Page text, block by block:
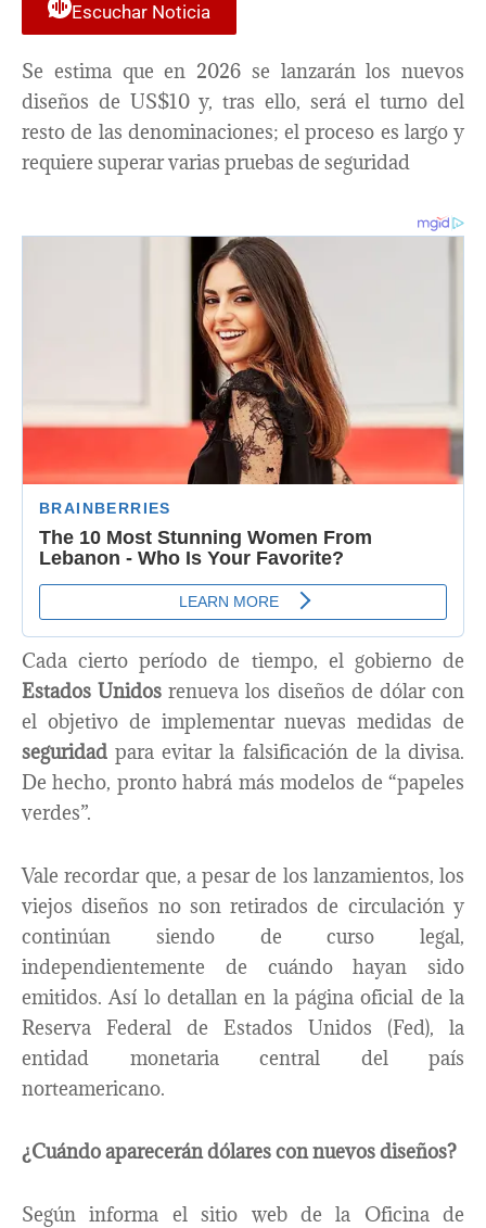
Escuchar Noticia
Se estima que en 2026 se lanzarán los nuevos
diseños de US$10 y, tras ello, será el turno del
resto de las denominaciones; el proceso es largo y
requiere superar varias pruebas de seguridad
Cada cierto período de tiempo, el gobierno de
Estados Unidos renueva los diseños de dólar con
el objetivo de implementar nuevas medidas de
seguridad para evitar la falsificación de la divisa.
De hecho, pronto habrá más modelos de “papeles
verdes”.
Vale recordar que, a pesar de los lanzamientos, los
viejos diseños no son retirados de circulación y
continúan siendo de curso legal,
independientemente de cuándo hayan sido
emitidos. Así lo detallan en la página oficial de la
Reserva Federal de Estados Unidos (Fed), la
entidad monetaria central del país
norteamericano.
¿Cuándo aparecerán dólares con nuevos diseños?
Según informa el sitio web de la Oficina de